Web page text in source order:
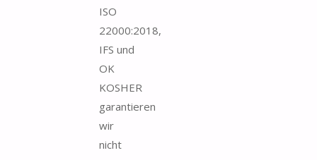
ISO
22000:2018,
IFS und
OK
KOSHER
garantieren
wir
nicht